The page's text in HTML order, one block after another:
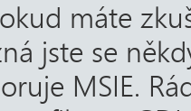
máte
jste se
MSIE.